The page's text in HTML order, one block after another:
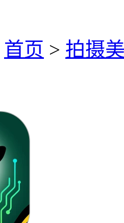
首页 > 拍摄